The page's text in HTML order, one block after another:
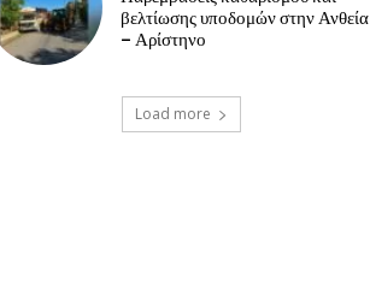
βελτίωσης υποδομών στην Ανθεία
– Αρίστηνο
Load more